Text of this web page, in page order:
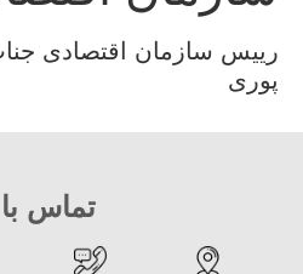
رییس سازمان اقتصادی
پوری
تماس